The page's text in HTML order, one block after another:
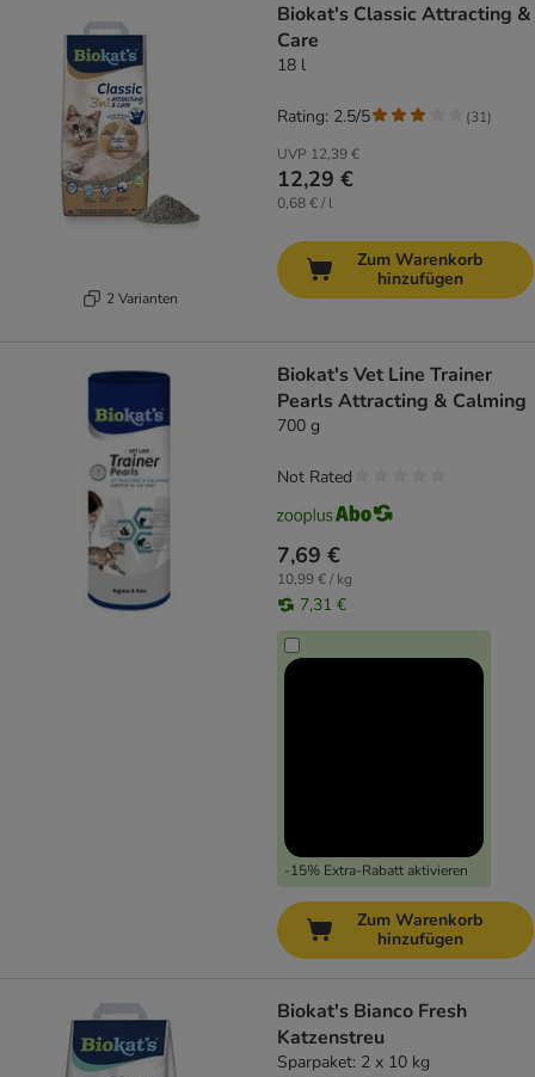
2 Varianten
Biokat's Classic Attracting &
Care
18 l
UVP 12,39 €
12,29 €
0,68 € / l
Rating: 2.5/5 (31)
Zum Warenkorb
hinzufügen
Biokat's Vet Line Trainer
Pearls Attracting & Calming
700 g
7,69 €
10,99 € / kg
7,31 €
-15% Extra-Rabatt aktivieren
Not Rated
Zum Warenkorb
hinzufügen
Biokat's Bianco Fresh
Katzenstreu
Sparpaket: 2 x 10 kg